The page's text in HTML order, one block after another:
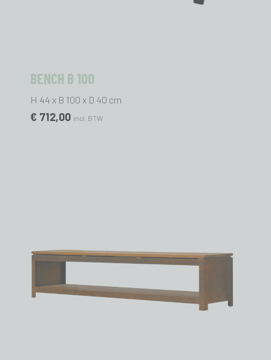
BENCH B 100
H 44 x B 100 x D 40 cm
€ 712,00 incl. BTW